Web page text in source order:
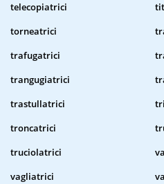
telecopiatrici
torneatrici
trafugatrici
trangugiatrici
trastullatrici
troncatrici
truciolatrici
vagliatrici